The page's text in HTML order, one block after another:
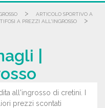
>
ARTICOLO SPORTIVO A
A PREZZI ALL'INGROSSO >
|
all'ingrosso di cretini. I
prezzi scontati